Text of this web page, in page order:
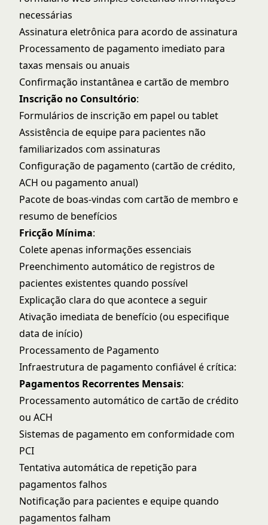
necessárias
Assinatura eletrônica para acordo de assinatura
Processamento de pagamento imediato para
taxas mensais ou anuais
Confirmação instantânea e cartão de membro
Inscrição no Consultório:
Formulários de inscrição em papel ou tablet
Assistência de equipe para pacientes não
familiarizados com assinaturas
Configuração de pagamento (cartão de crédito,
ACH ou pagamento anual)
Pacote de boas-vindas com cartão de membro e
resumo de benefícios
Fricção Mínima:
Colete apenas informações essenciais
Preenchimento automático de registros de
pacientes existentes quando possível
Explicação clara do que acontece a seguir
Ativação imediata de benefício (ou especifique
data de início)
Processamento de Pagamento
Infraestrutura de pagamento confiável é crítica:
Pagamentos Recorrentes Mensais:
Processamento automático de cartão de crédito
ou ACH
Sistemas de pagamento em conformidade com
PCI
Tentativa automática de repetição para
pagamentos falhos
Notificação para pacientes e equipe quando
pagamentos falham